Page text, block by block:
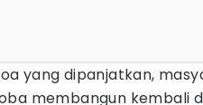
yang dipanjatkan,
membangun kembali